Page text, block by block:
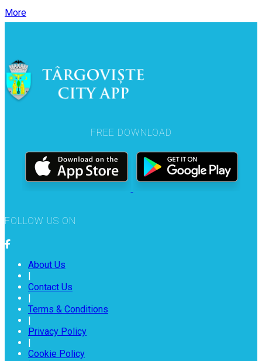
More
FREE DOWNLOAD
FOLLOW US ON
About Us
Contact Us
Terms & Conditions
Privacy Policy
Cookie Policy